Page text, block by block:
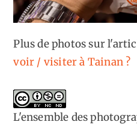
Plus de photos sur
voir / visiter à Tainan ?
L'ensemble des